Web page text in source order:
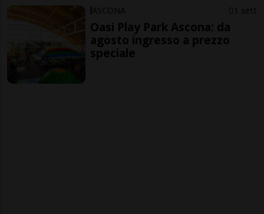
ASCONA 1 sett
Oasi Play Park Ascona: da
agosto ingresso a prezzo
speciale